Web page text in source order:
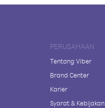
PERUSAHAAN
Tentang Viber
Brand Center
Karier
Syarat & Kebijakan